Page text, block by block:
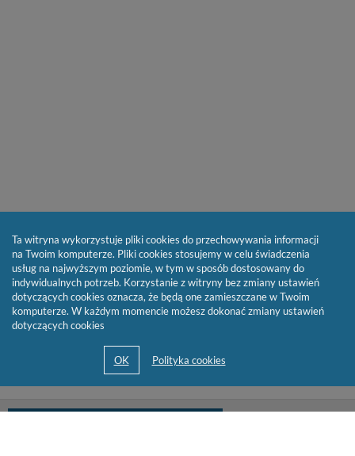
Ta witryna wykorzystuje pliki cookies do przechowywania informacji
na Twoim komputerze. Pliki cookies stosujemy w celu świadczenia
usług na najwyższym poziomie, w tym w sposób dostosowany do
indywidualnych potrzeb. Korzystanie z witryny bez zmiany ustawień
dotyczących cookies oznacza, że będą one zamieszczane w Twoim
komputerze. W każdym momencie możesz dokonać zmiany ustawień
dotyczących cookies